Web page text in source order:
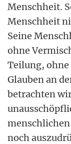
Menschheit.
Menschheit
Seine
ohne
Teilung,
Glauben an
betrachten
noch